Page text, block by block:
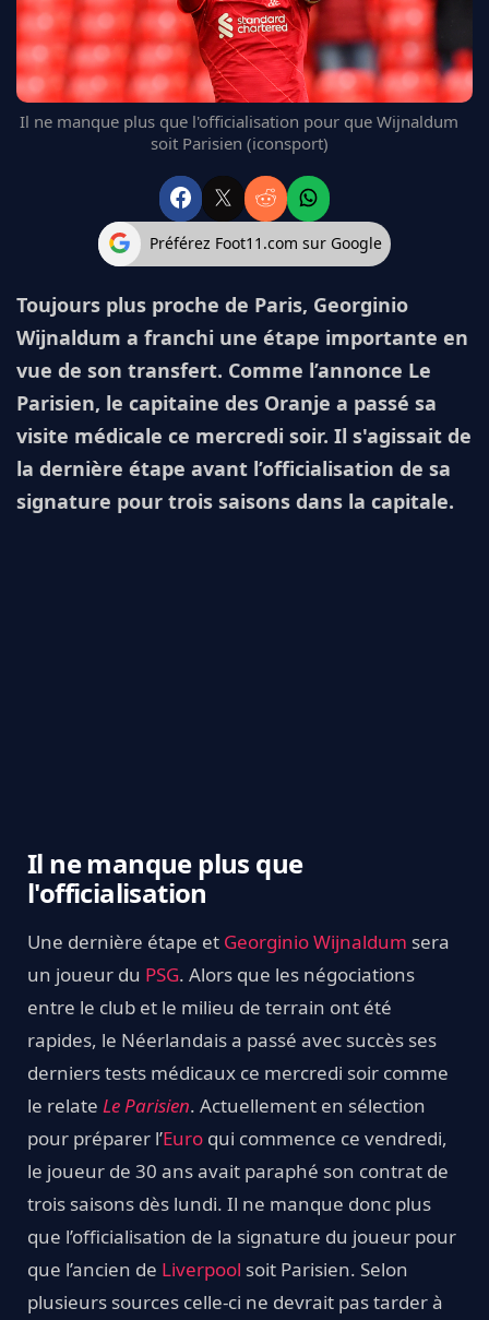
FC BARCELONE
MANCHESTER UNITED
CHELSEA
ARSENAL
BAYERN
L'AVIS DE LA RÉDAC'
Il ne manque plus que l'officialisation pour que Wijnaldum
soit Parisien (iconsport)
Préférez Foot11.com sur Google
Toujours plus proche de Paris, Georginio
Wijnaldum a franchi une étape importante en
vue de son transfert. Comme l’annonce Le
Parisien, le capitaine des Oranje a passé sa
visite médicale ce mercredi soir. Il s'agissait de
la dernière étape avant l’officialisation de sa
signature pour trois saisons dans la capitale.
Il ne manque plus que
l'officialisation
Une dernière étape et Georginio Wijnaldum sera
un joueur du PSG. Alors que les négociations
entre le club et le milieu de terrain ont été
rapides, le Néerlandais a passé avec succès ses
derniers tests médicaux ce mercredi soir comme
le relate Le Parisien. Actuellement en sélection
pour préparer l’Euro qui commence ce vendredi,
le joueur de 30 ans avait paraphé son contrat de
trois saisons dès lundi. Il ne manque donc plus
que l’officialisation de la signature du joueur pour
que l’ancien de Liverpool soit Parisien. Selon
plusieurs sources celle-ci ne devrait pas tarder à